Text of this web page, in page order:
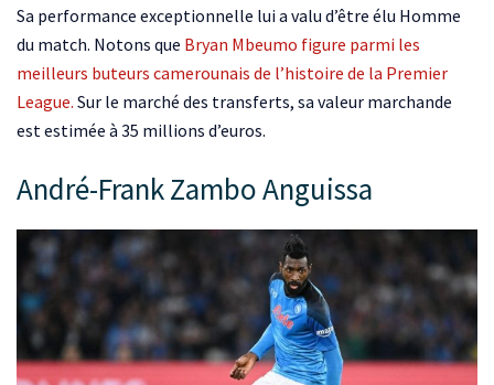
Sa performance exceptionnelle lui a valu d’être élu Homme
du match. Notons que Bryan Mbeumo figure parmi les
meilleurs buteurs camerounais de l’histoire de la Premier
League. Sur le marché des transferts, sa valeur marchande
est estimée à 35 millions d’euros.
André-Frank Zambo Anguissa